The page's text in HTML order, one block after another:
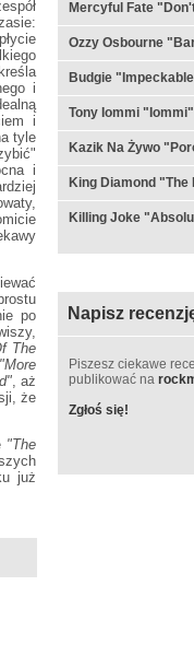
i
i
tyle
i
po
The
"More
, aż
że
"The
już
Mercyful Fate
Ozzy Osbourne
Budgie
Tony Iommi "Iommi"
Kazik Na Żywo
King Diamond "The
Killing Joke
Napisz
Piszesz ciekawe
publikować na
Zgłoś się!